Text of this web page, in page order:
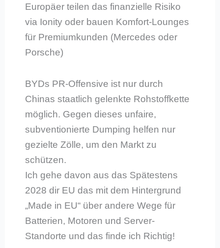
Europäer teilen das finanzielle Risiko
via Ionity oder bauen Komfort-Lounges
für Premiumkunden (Mercedes oder
Porsche)
BYDs PR-Offensive ist nur durch
Chinas staatlich gelenkte Rohstoffkette
möglich. Gegen dieses unfaire,
subventionierte Dumping helfen nur
gezielte Zölle, um den Markt zu
schützen.
Ich gehe davon aus das Spätestens
2028 dir EU das mit dem Hintergrund
„Made in EU“ über andere Wege für
Batterien, Motoren und Server-
Standorte und das finde ich Richtig!